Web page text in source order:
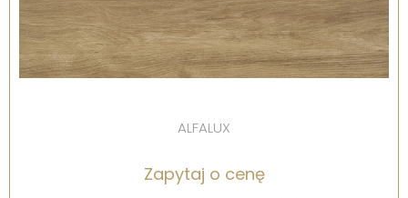
ALFALUX
Zapytaj o cenę